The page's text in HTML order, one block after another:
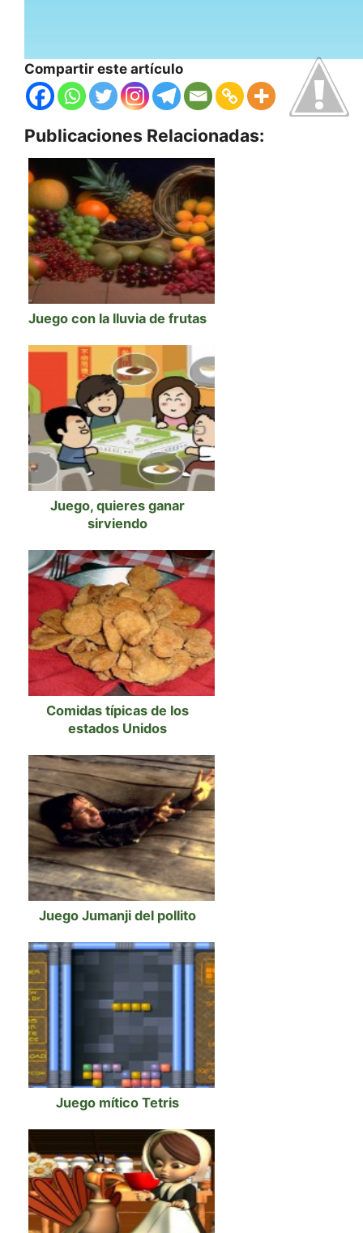
Compartir este artículo
Publicaciones Relacionadas:
Juego con la lluvia de frutas
Juego, quieres ganar
sirviendo
Comidas típicas de los
estados Unidos
Juego Jumanji del pollito
Juego mítico Tetris